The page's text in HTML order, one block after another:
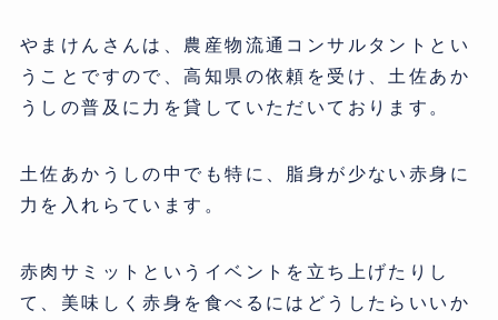
やまけんさんは、農産物流通コンサルタントとい
うことですので、高知県の依頼を受け、土佐あか
うしの普及に力を貸していただいております。
土佐あかうしの中でも特に、脂身が少ない赤身に
力を入れらています。
赤肉サミットというイベントを立ち上げたりし
て、美味しく赤身を食べるにはどうしたらいいか